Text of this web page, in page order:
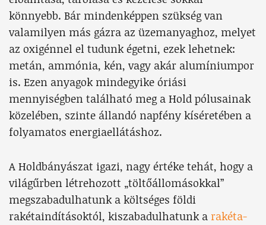
könnyebb. Bár mindenképpen szükség van
valamilyen más gázra az üzemanyaghoz, melyet
az oxigénnel el tudunk égetni, ezek lehetnek:
metán, ammónia, kén, vagy akár alumíniumpor
is. Ezen anyagok mindegyike óriási
mennyiségben található meg a Hold pólusainak
közelében, szinte állandó napfény kíséretében a
folyamatos energiaellátáshoz.
A Holdbányászat igazi, nagy értéke tehát, hogy a
világűrben létrehozott „töltőállomásokkal”
megszabadulhatunk a költséges földi
rakétaindításoktól, kiszabadulhatunk a rakéta-